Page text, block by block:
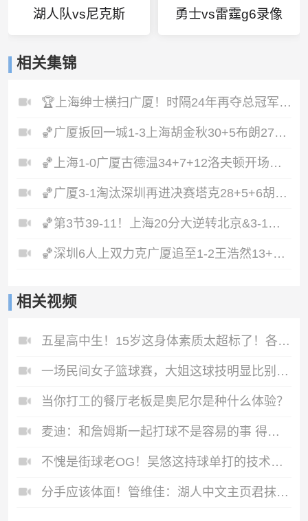
湖人队vs尼克斯 勇士vs雷霆g6录像
相关集锦
🏆上海绅士横扫广厦！时隔24年再夺总冠军！王哲林爆砍29+14！
🏀广厦扳回一城1-3上海胡金秋30+5布朗27+8古德温28+6+8
🏀上海1-0广厦古德温34+7+12洛夫顿开场伤退孙铭徽0分&5失误
🏀广厦3-1淘汰深圳再进决赛塔克28+5+6胡金秋15+8贺希宁12分
🏀第3节39-11！上海20分大逆转北京&3-1闯入总决赛刘铮5记三分
🏀深圳6人上双力克广厦追至1-2王浩然13+5布朗32+5+5&6失误
相关视频
五星高中生！15岁这身体素质太超标了！各种逆天飞扣！
一场民间女子篮球赛，大姐这球技明显比别人高一头啊😂
当你打工的餐厅老板是奥尼尔是种什么体验？
麦迪：和詹姆斯一起打球不是容易的事 得去问问他曾经当过的队友
不愧是街球老OG！吴悠这持球单打的技术，一招一式都很实用啊
分手应该体面！管维佳：湖人中文主页君抹除詹眉痕迹，这么做格局小了